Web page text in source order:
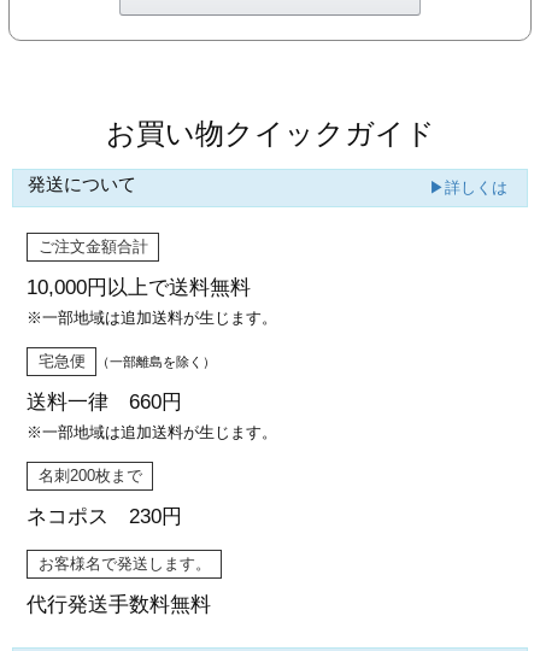
お買い物クイックガイド
発送について ▶詳しくは
ご注文金額合計
10,000円以上で送料無料
※一部地域は追加送料が生じます。
宅急便 （一部離島を除く）
送料一律 660円
※一部地域は追加送料が生じます。
名刺200枚まで
ネコポス 230円
お客様名で発送します。
代行発送手数料無料